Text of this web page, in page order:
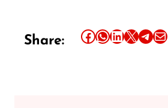
Share: Share this article on Facebook Share this article on WhatsApp Share this article on LinkedIn Share this article on X Share this article on TelegramEmail this Article